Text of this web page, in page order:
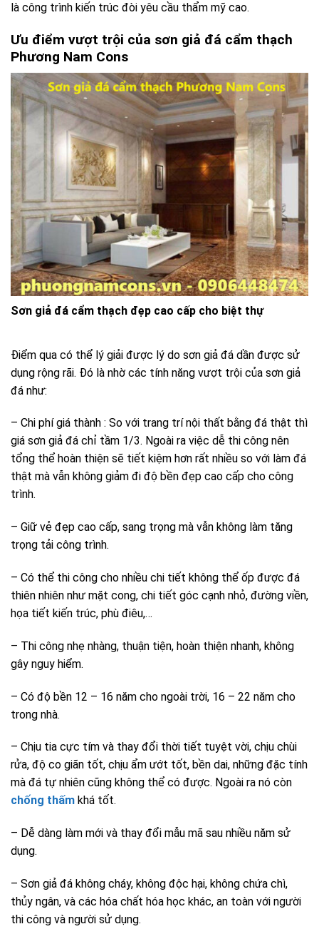
là công trình kiến trúc đòi yêu cầu thẩm mỹ cao.
Ưu điểm vượt trội của sơn giả đá cẩm thạch
Phương Nam Cons
Sơn giả đá cẩm thạch đẹp cao cấp cho biệt thự
Điểm qua có thể lý giải được lý do sơn giả đá dần được sử
dụng rộng rãi. Đó là nhờ các tính năng vượt trội của sơn giả
đá như:
– Chi phí giá thành : So với trang trí nội thất bằng đá thật thì
giá sơn giả đá chỉ tầm 1/3. Ngoài ra việc dễ thi công nên
tổng thể hoàn thiện sẽ tiết kiệm hơn rất nhiều so với làm đá
thật mà vẫn không giảm đi độ bền đẹp cao cấp cho công
trình.
– Giữ vẻ đẹp cao cấp, sang trọng mà vẫn không làm tăng
trọng tải công trình.
– Có thể thi công cho nhiều chi tiết không thể ốp được đá
thiên nhiên như mặt cong, chi tiết góc cạnh nhỏ, đường viền,
họa tiết kiến trúc, phù điêu,…
– Thi công nhẹ nhàng, thuận tiện, hoàn thiện nhanh, không
gây nguy hiểm.
– Có độ bền 12 – 16 năm cho ngoài trời, 16 – 22 năm cho
trong nhà.
– Chịu tia cực tím và thay đổi thời tiết tuyệt vời, chịu chùi
rửa, độ co giãn tốt, chịu ẩm ướt tốt, bền dai, những đặc tính
mà đá tự nhiên cũng không thể có được. Ngoài ra nó còn
chống thấm khá tốt.
– Dễ dàng làm mới và thay đổi mẫu mã sau nhiều năm sử
dụng.
– Sơn giả đá không cháy, không độc hại, không chứa chì,
thủy ngân, và các hóa chất hóa học khác, an toàn với người
thi công và người sử dụng.